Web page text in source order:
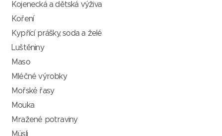
Kojenecká a dětská výživa
Koření
Kypřící prášky, soda a želé
Luštěniny
Maso
Mléčné výrobky
Mořské řasy
Mouka
Mražené potraviny
Müsli